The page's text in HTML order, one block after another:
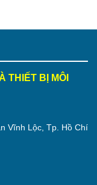
THIẾT BỊ MÔI
Vĩnh Lộc, Tp. Hồ Chí